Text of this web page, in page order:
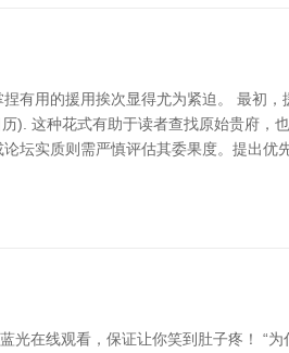
有用的援用挨次显得尤为紧迫。 最初，
). 这种花式有助于读者查找原始贵府，
坛实质则需严慎评估其委果度。提出优
光在线观看，保证让你笑到肚子疼！ “